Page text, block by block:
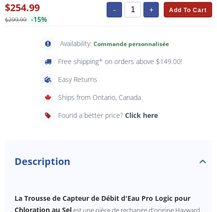
$254.99
$299.99 -15%
- + Add To Cart
Availability: Commande personnalisée
Free shipping* on orders above $149.00!
Easy Returns
Ships from Ontario, Canada
Found a better price? Click here
Description
La Trousse de Capteur de Débit d'Eau Pro Logic pour
Chloration au Selest une pièce de rechange d'origine Hayward.